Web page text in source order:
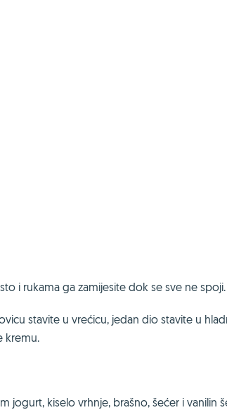
i rukama ga zamijesite dok se sve ne spoji.
stavite u vrećicu, jedan dio stavite u
kremu.
jogurt, kiselo vrhnje, brašno, šećer i vanilin